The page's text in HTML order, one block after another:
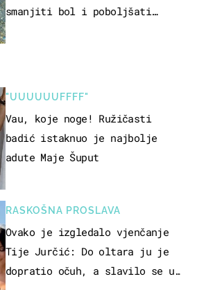
"UUUUUUFFFF"
Vau, koje noge! Ružičasti
badić istaknuo je najbolje
adute Maje Šuput
RASKOŠNA PROSLAVA
Ovako je izgledalo vjenčanje
Tije Jurčić: Do oltara ju je
dopratio očuh, a slavilo se uz
smanjiti bol i poboljšati